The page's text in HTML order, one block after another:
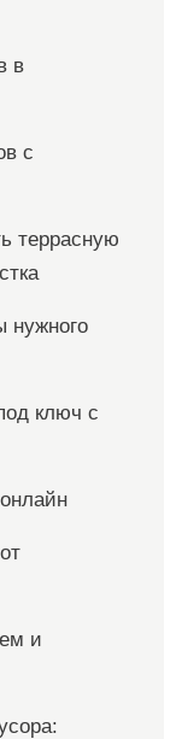
в
с
террасную
нужного
ключ с
и